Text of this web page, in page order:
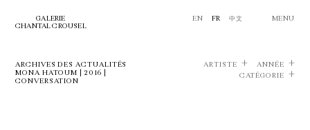
GALERIE
CHANTAL CROUSEL
EN FR 中文 MENU
ARCHIVES DES ACTUALITÉS
MONA HATOUM | 2016 |
CONVERSATION
ARTISTE
ANNÉE
CATÉGORIE